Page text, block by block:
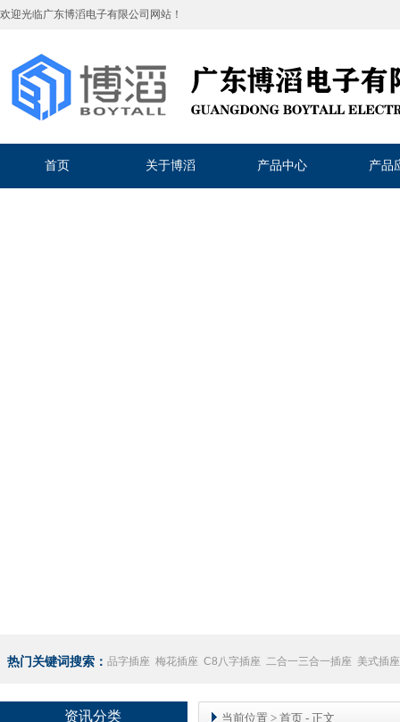
欢迎光临广东博滔电子有限公司 网站！
首页 关于博滔 产品中心 产品
热门关键词搜索： 品字插座 梅花插座 C8八字插座 二合一三合一插座 美式插座
资讯分类 当前位置 > 首页 - 正文